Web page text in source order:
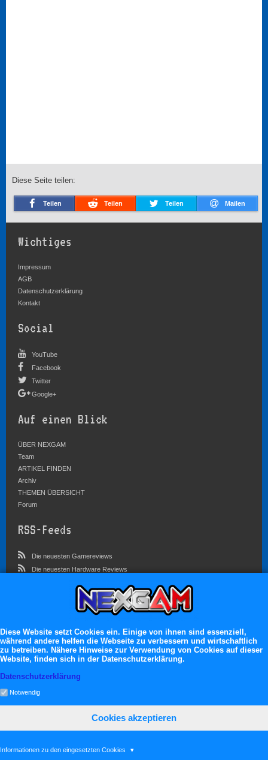
Diese Seite teilen:
Teilen Teilen Teilen Mailen
Wichtiges
Impressum
AGB
Datenschutzerklärung
Kontakt
Social
YouTube
Facebook
Twitter
Google+
Auf einen Blick
ÜBER NEXGAM
Team
ARTIKEL FINDEN
Archiv
THEMEN ÜBERSICHT
Forum
RSS-Feeds
Die neuesten Gamereviews
Die neuesten Hardware Reviews
Im Forum sind zur Zeit 3023 Benutzer online
Es erwarten dich:
13.119 registrierte Mitglieder
71.049 Themen
neXGam © 2026
Diese Website setzt Cookies ein. Einige von ihnen sind essenziell,
während andere helfen die Webseite zu verbessern und wirtschaftlich
zu betreiben. Nähere Hinweise zur Verwendung von Cookies auf dieser
Website, finden sich in der Datenschutzerklärung.
Datenschutzerklärung
Notwendig
Cookies akzeptieren
Informationen zu den eingesetzten Cookies